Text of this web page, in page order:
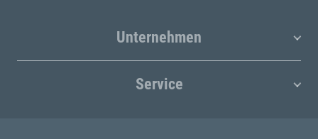
Unternehmen
Service